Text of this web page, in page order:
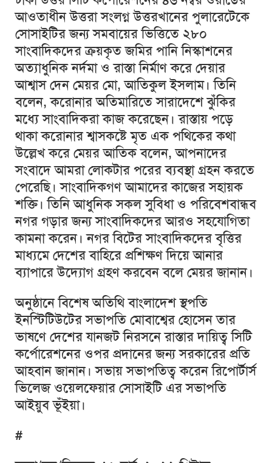
আওতাধীন উত্তরা সংলগ্ন উত্তরখানের পুলারেটেকে
সোসাইটির জন্য সমবায়ের ভিত্তিতে ২৮০
সাংবাদিকদের ক্রয়কৃত জমির পানি নিস্কাশনের
অত্যাধুনিক নর্দমা ও রাস্তা নির্মাণ করে দেয়ার
আশ্বাস দেন মেয়র মো, আতিকুল ইসলাম। তিনি
বলেন, করোনার অতিমারিতে সারাদেশে ঝুঁকির
মধ্যে সাংবাদিকরা কাজ করেছেন। রাস্তায় পড়ে
থাকা করোনার শ্বাসকষ্টে মৃত এক পথিকের কথা
উল্লেখ করে মেয়র আতিক বলেন, আপনাদের
সংবাদে আমরা লোকটার পরের ব্যবস্থা গ্রহন করতে
পেরেছি। সাংবাদিকগণ আমাদের কাজের সহায়ক
শক্তি। তিনি আধুনিক সকল সুবিধা ও পরিবেশবান্ধব
নগর গড়ার জন্য সাংবাদিকদের আরও সহযোগিতা
কামনা করেন। নগর বিটের সাংবাদিকদের বৃত্তির
মাধ্যমে দেশের বাহিরে প্রশিক্ষণ দিয়ে আনার
ব্যাপারে উদ্যোগ গ্রহণ করবেন বলে মেয়র জানান।
অনুষ্ঠানে বিশেষ অতিথি বাংলাদেশ স্থপতি
ইনস্টিটিউটের সভাপতি মোবাশ্বের হোসেন তার
ভাষণে দেশের যানজট নিরসনে রাস্তার দায়িত্ব সিটি
কর্পোরেশনের ওপর প্রদানের জন্য সরকারের প্রতি
আহবান জানান। সভায় সভাপতিত্ব করেন রিপোর্টার্স
ভিলেজ ওয়েলফেয়ার সোসাইটি এর সভাপতি
আইয়ুব ভূঁইয়া।
#